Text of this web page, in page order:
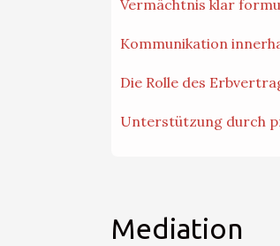
Vermächtnis klar
Kommunikation
Die Rolle des
Unterstützung durch
Mediation